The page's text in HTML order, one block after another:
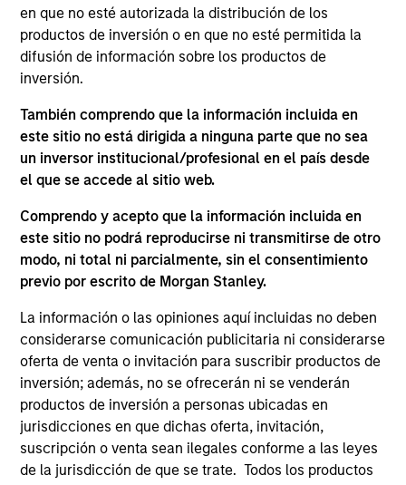
en que no esté autorizada la distribución de los
productos de inversión o en que no esté permitida la
difusión de información sobre los productos de
inversión.
También comprendo que la información incluida en
este sitio no está dirigida a ninguna parte que no sea
un inversor institucional/profesional en el país desde
el que se accede al sitio web.
Comprendo y acepto que la información incluida en
este sitio no podrá reproducirse ni transmitirse de otro
modo, ni total ni parcialmente, sin el consentimiento
previo por escrito de Morgan Stanley.
La información o las opiniones aquí incluidas no deben
considerarse comunicación publicitaria ni considerarse
oferta de venta o invitación para suscribir productos de
inversión; además, no se ofrecerán ni se venderán
productos de inversión a personas ubicadas en
jurisdicciones en que dichas oferta, invitación,
suscripción o venta sean ilegales conforme a las leyes
de la jurisdicción de que se trate. Todos los productos
degree in Finance and Master of Science degree in
Accounting.
Atlanta Capital Equity Team
Guided by a fundamental core approach
that seeks to invest in mid to large-cap
companies in strong financial condition with
equities priced below our fair value
estimate.
Atlanta Capital High Quality SMID Cap
Guided by a fundamental core approach